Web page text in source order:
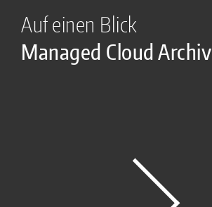
Auf einen Blick
Managed Cloud Archiv